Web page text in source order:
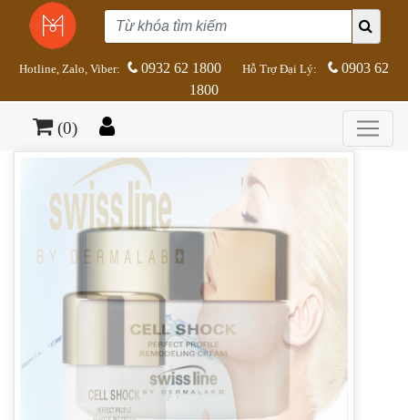
Hotline, Zalo, Viber: 0932 62 1800 Hỗ Trợ Đại Lý:
0903 62
1800
(0)